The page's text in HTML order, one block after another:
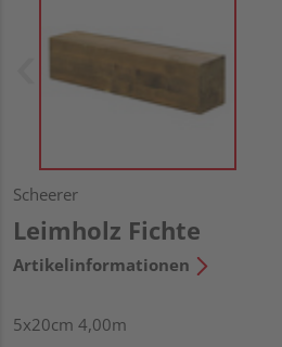
Scheerer
Leimholz Fichte
Artikelinformationen
5x20cm 4,00m